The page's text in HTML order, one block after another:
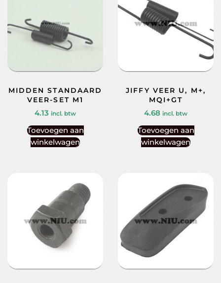
MIDDEN STANDAARD
VEER-SET M1
4.13 incl. btw
Toevoegen aan
winkelwagen
JIFFY VEER U, M+,
MQI+GT
4.68 incl. btw
Toevoegen aan
winkelwagen